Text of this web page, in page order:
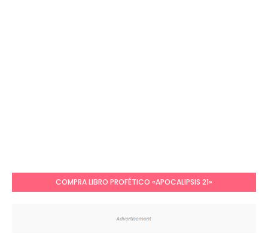
COMPRA LIBRO PROFÉTICO «APOCALIPSIS 21»